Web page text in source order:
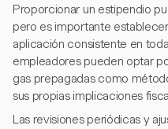
Proporcionar un estipendio
pero es importante
aplicación consistente en
empleadores pueden optar
gas prepagadas como
sus propias implicaciones
Las revisiones periódicas y